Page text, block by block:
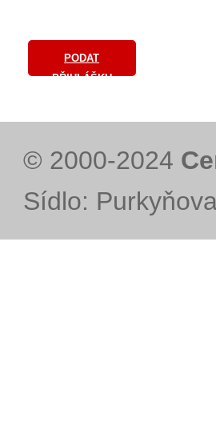
PODAT
PŘIHLÁŠKU
© 2000-2024
Sídlo: